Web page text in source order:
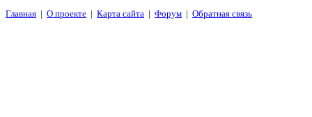
Главная | О проекте | Карта сайта | Форум | Обратная связь